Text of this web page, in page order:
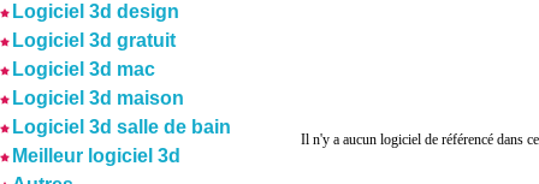
Logiciel 3d design
Logiciel 3d gratuit
Logiciel 3d mac
Logiciel 3d maison
Logiciel 3d salle de bain
Meilleur logiciel 3d
Il n'y a aucun logiciel de référencé dans